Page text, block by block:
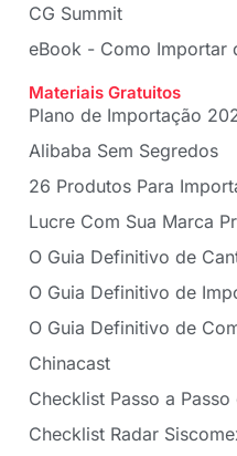
CG Summit
eBook - Como Importar
Materiais Gratuitos
Plano de Importação
Alibaba Sem Segredos
26 Produtos Para
Lucre Com Sua Marca
O Guia Definitivo de
O Guia Definitivo de
O Guia Definitivo de
Chinacast
Checklist Passo a
Checklist Radar